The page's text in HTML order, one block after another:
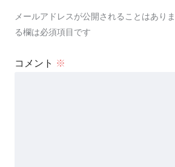
メールアドレスが公開されることはありま
る欄は必須項目です
コメント ※